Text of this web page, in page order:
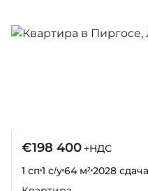
€198 400+НДС
1 сп1 с/у64 м²2028 сдача